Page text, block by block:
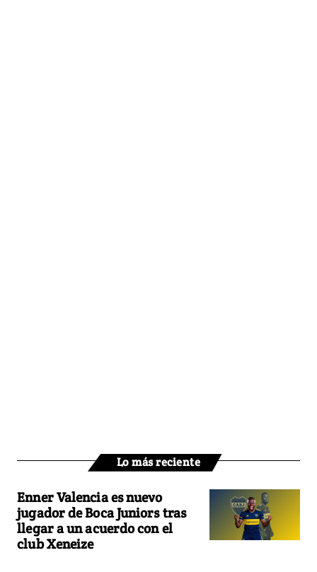
Lo más reciente
Enner Valencia es nuevo
jugador de Boca Juniors tras
llegar a un acuerdo con el
club Xeneize